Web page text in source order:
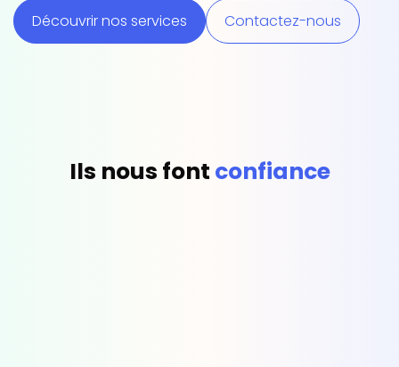
Découvrir nos services Contactez-nous
Ils nous font confiance